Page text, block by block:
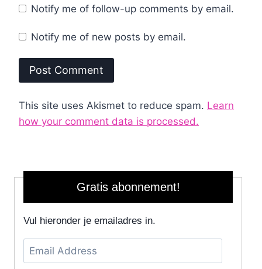
Notify me of follow-up comments by email.
Notify me of new posts by email.
This site uses Akismet to reduce spam. Learn
how your comment data is processed.
Gratis abonnement!
Vul hieronder je emailadres in.
Email
Address